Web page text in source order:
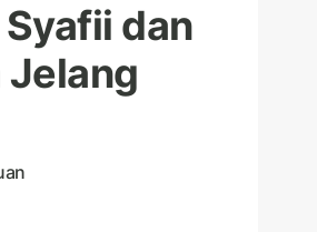
dan
Jelang